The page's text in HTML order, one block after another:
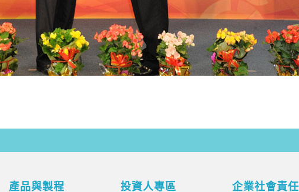
產品與製程 投資人專區 企業社會責任